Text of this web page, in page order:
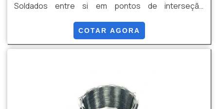
Soldados entre si em pontos de interseção
segurança para uma ampla gama de aplicações.
Apresenta diversas malhas, retangulares e
Segurança, Estabilidade, Durabilidade, Versatilidade,
Facilidade de instalação, Entre outros.
COTAR AGORA